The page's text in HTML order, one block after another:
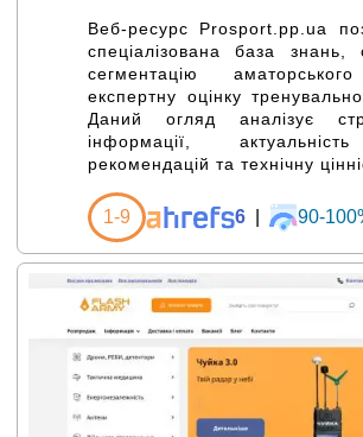
Веб-ресурс Prosport.pp.ua
спеціалізована база знань,
сегментацію
експертну оцінку
Даний огляд аналізує
інформації,
рекомендацій та технічну
1-9 6| 90-